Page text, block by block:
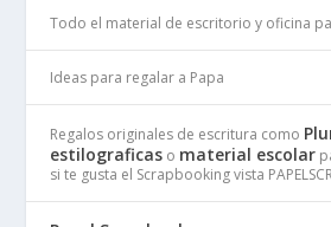
Todo el material de escritorio y oficina
Ideas para regalar a Papa
Regalos originales de escritura como
estilograficas o material escolar
si te gusta el Scrapbooking vista